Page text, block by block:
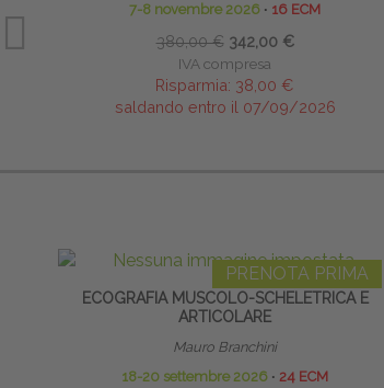
7-8 novembre 2026 ∙ 16 ECM
380,00 € 342,00 €
IVA compresa
Risparmia: 38,00 €
saldando entro il 07/09/2026
PRENOTA PRIMA
ECOGRAFIA MUSCOLO-SCHELETRICA E
ARTICOLARE
Mauro Branchini
18-20 settembre 2026 ∙ 24 ECM